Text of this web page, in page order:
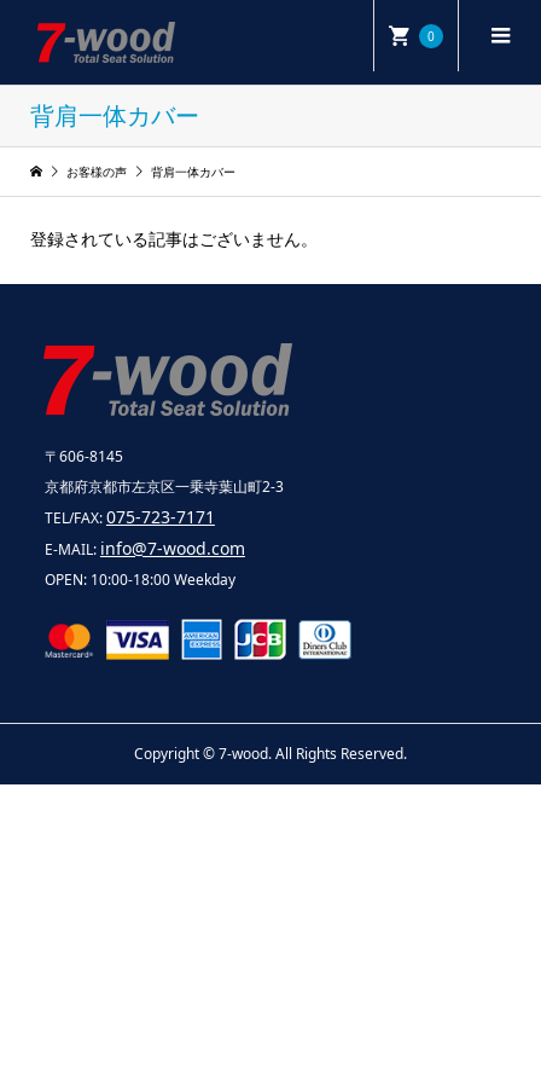
0
背肩一体カバー
お客様の声 背肩一体カバー
登録されている記事はございません。
〒606-8145
京都府京都市左京区一乗寺葉山町2-3
TEL/FAX:075-723-7171
E-MAIL: info@7-wood.com
OPEN: 10:00-18:00 Weekday
Copyright ©7-wood. All Rights Reserved.